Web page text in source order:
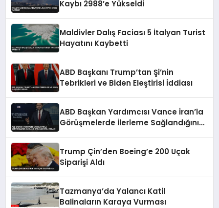
Kaybı 2988’e Yükseldi
Maldivler Dalış Faciası 5 İtalyan Turist
Hayatını Kaybetti
ABD Başkanı Trump’tan Şi’nin
Tebrikleri ve Biden Eleştirisi İddiası
ABD Başkan Yardımcısı Vance İran’la
Görüşmelerde İlerleme Sağlandığını
Trump Çin’den Boeing’e 200 Uçak
Siparişi Aldı
Tazmanya’da Yalancı Katil
Balinaların Karaya Vurması